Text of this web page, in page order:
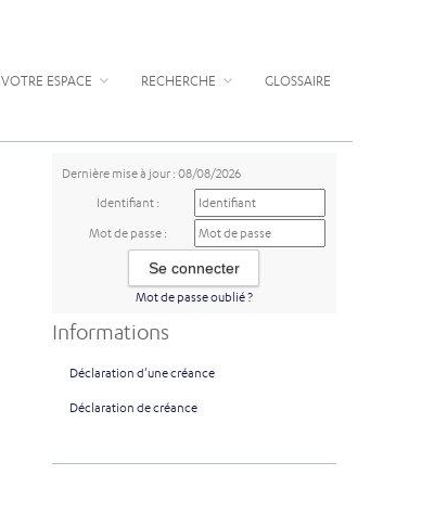
VOTRE ESPACE RECHERCHE GLOSSAIRE
Dernière mise à jour : 08/08/2026
Identifiant :
Mot de passe :
Mot de passe oublié ?
Informations
Déclaration d'une créance
Déclaration de créance